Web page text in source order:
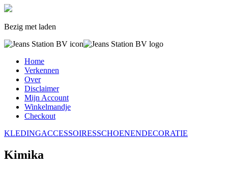
Bezig met laden
Home
Verkennen
Over
Disclaimer
Mijn Account
Winkelmandje
Checkout
KLEDINGACCESSOIRESSCHOENENDECORATIE
Kimika